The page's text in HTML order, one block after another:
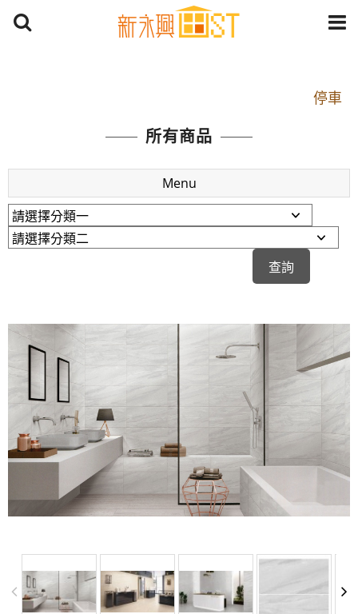
停車
捷運： 中和線【頂溪站 2 號出口】往中山路1段139
原Line已滿 無法加Line好友 請親愛的客戶加入
LINE官方帳號@a0975005573
開車：中山路1段 到永平路路口(樂華夜市口)門口可
停車
捷運： 中和線【頂溪站 2 號出口】往中山路1段139
原Line已滿 無法加Line好友 請親愛的客戶加入
LINE官方帳號@a0975005573
所有商品
Menu